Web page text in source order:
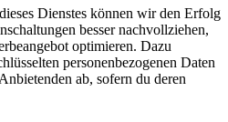
Dienstes können wir den Erfolg
besser nachvollziehen,
optimieren. Dazu
personenbezogenen Daten
ab, sofern du deren